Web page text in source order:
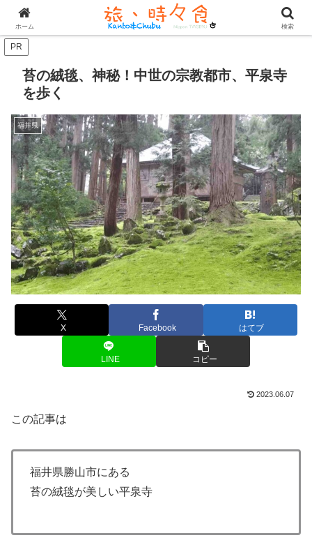
PR
苔の絨毯、神秘！中世の宗教都市、平泉寺
を歩く
福井県
X Facebook はてブ
LINE コピー
2023.06.07
この記事は
福井県勝山市にある
苔の絨毯が美しい平泉寺
ホーム 検索